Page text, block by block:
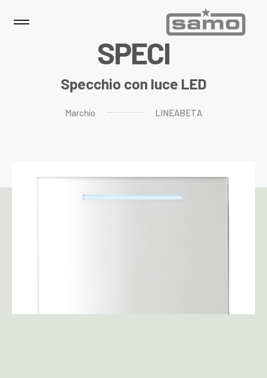
SPECI
Specchio con luce LED
Marchio LINEABETA